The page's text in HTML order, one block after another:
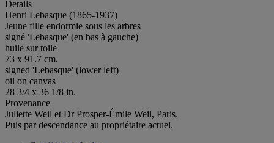
Details
Henri Lebasque (1865-1937)
Jeune fille endormie sous les arbres
signé 'Lebasque' (en bas à gauche)
huile sur toile
73 x 91.7 cm.
signed 'Lebasque' (lower left)
oil on canvas
28 3/4 x 36 1/8 in.
Provenance
Juliette Weil et Dr Prosper-Émile Weil, Paris.
Puis par descendance au propriétaire actuel.